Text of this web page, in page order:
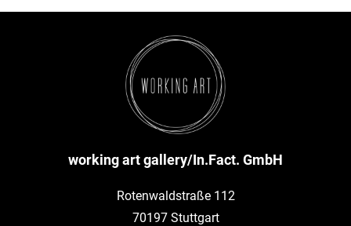
working art gallery/In.Fact. GmbH
Rotenwaldstraße 112
70197 Stuttgart